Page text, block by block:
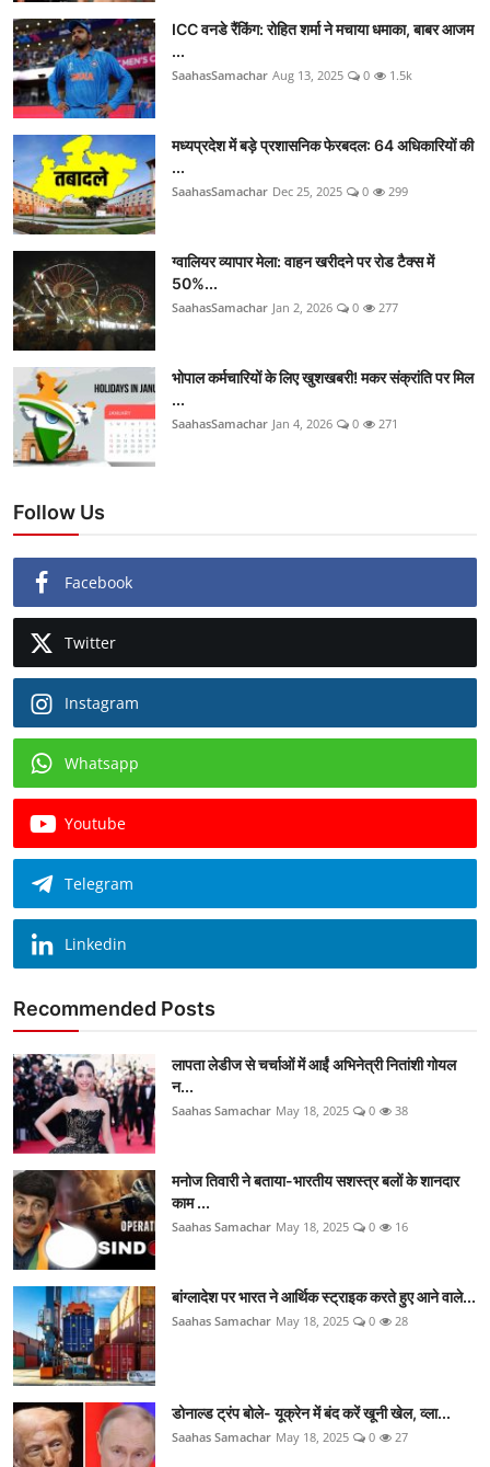
ICC वनडे रैंकिंग: रोहित शर्मा ने मचाया धमाका, बाबर आजम
...
SaahasSamachar Aug 13, 2025 0 1.5k
मध्यप्रदेश में बड़े प्रशासनिक फेरबदल: 64 अधिकारियों की
...
SaahasSamachar Dec 25, 2025 0 299
ग्वालियर व्यापार मेला: वाहन खरीदने पर रोड टैक्स में
50%...
SaahasSamachar Jan 2, 2026 0 277
भोपाल कर्मचारियों के लिए खुशखबरी! मकर संक्रांति पर मिल
...
SaahasSamachar Jan 4, 2026 0 271
Follow Us
Facebook
Twitter
Instagram
Whatsapp
Youtube
Telegram
Linkedin
Recommended Posts
लापता लेडीज से चर्चाओं में आईं अभिनेत्री नितांशी गोयल
न...
Saahas Samachar May 18, 2025 0 38
मनोज तिवारी ने बताया-भारतीय सशस्त्र बलों के शानदार
काम ...
Saahas Samachar May 18, 2025 0 16
बांग्लादेश पर भारत ने आर्थिक स्ट्राइक करते हुए आने वाले...
Saahas Samachar May 18, 2025 0 28
डोनाल्ड ट्रंप बोले- यूक्रेन में बंद करें खूनी खेल, व्ला...
Saahas Samachar May 18, 2025 0 27